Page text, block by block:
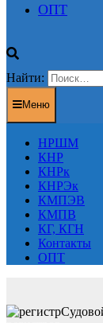
ОПТ
Найти:
Меню
НРШМ
КНР
КНРк
КНРЭк
КМПЭВ
КМПВ
КГ, КГН
Контакты
ОПТ